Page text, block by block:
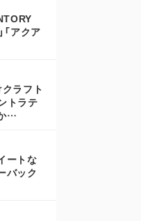
アクア
クラフト
トラテ
…
ートな
バック